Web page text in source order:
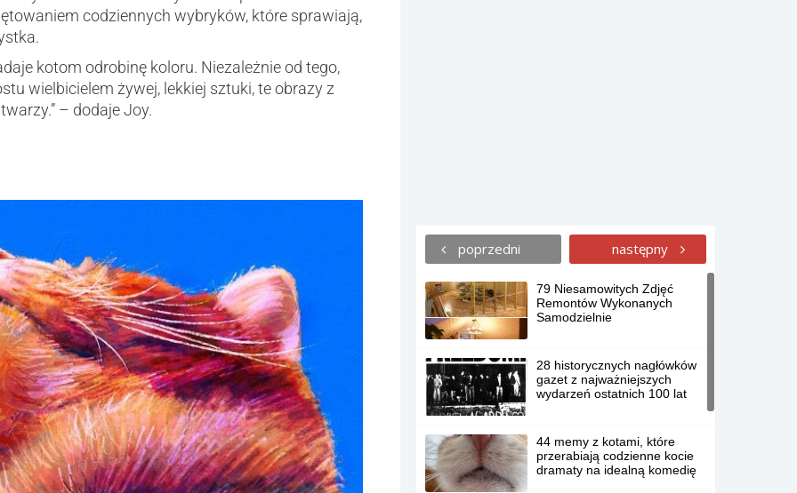
codziennych wybryków, które sprawiają,
kotom odrobinę koloru. Niezależnie od tego,
wielbicielem żywej, lekkiej sztuki, te obrazy z
– dodaje Joy.
poprzedni następny
79 Niesamowitych Zdjęć
Remontów Wykonanych
Samodzielnie
28 historycznych nagłówków
gazet z najważniejszych
wydarzeń ostatnich 100 lat
44 memy z kotami, które
przerabiają codzienne kocie
dramaty na idealną komedię